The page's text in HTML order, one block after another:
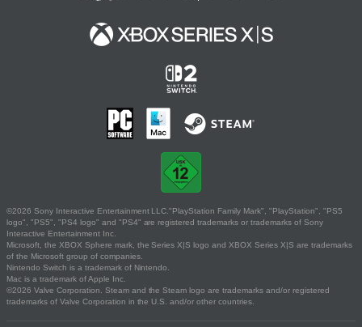
©2026 Sony Interactive Entertainment LLC."PlayStation Family Mark", "PlayStation", "PS5
logo", "PS5", "PS4 logo" and "PS4" are registered trademarks or trademarks of Sony
Interactive Entertainment Inc.
Microsoft, the XBOX Sphere mark, the Series X|S logo and XBOX Series X|S are trademarks
of the Microsoft group of companies.
Nintendo Switch is a trademark of Nintendo.
Mac is a trademark of Apple Inc.
©2026 Valve Corporation. Steam and the Steam logo are trademarks and/or registered
trademarks of Valve Corporation in the U.S. and/or other countries.